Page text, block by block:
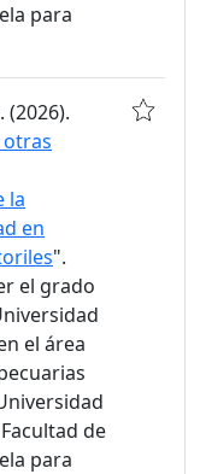
para
(2026).
otras
la
en
".
el grado
el área
de
para